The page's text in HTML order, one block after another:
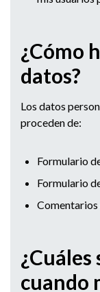
¿Cómo
datos?
Los datos
proceden de:
Formulario
Formulario
Comentarios
¿Cuáles
cuando